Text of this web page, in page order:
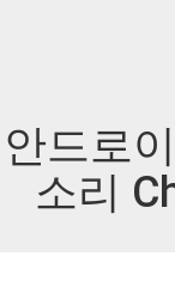
안드로
소리